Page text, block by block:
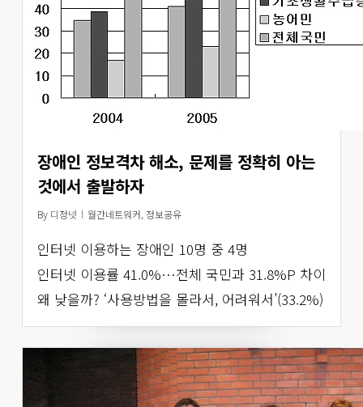
장애인 정보격차 해소, 문제를 정확히 아는
것에서 출발하자
By 디정넷 월간네트워커, 정보공유
인터넷 이용하는 장애인 10명 중 4명
인터넷 이용률 41.0%…전체 국민과 31.8%P 차이
왜 낮을까? ‘사용방법을 몰라서, 어려워서’(33.2%)